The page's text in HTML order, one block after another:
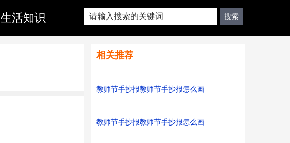
生活知识
相关推荐
教师节手抄报教师节手抄报怎么画
教师节手抄报教师节手抄报怎么画